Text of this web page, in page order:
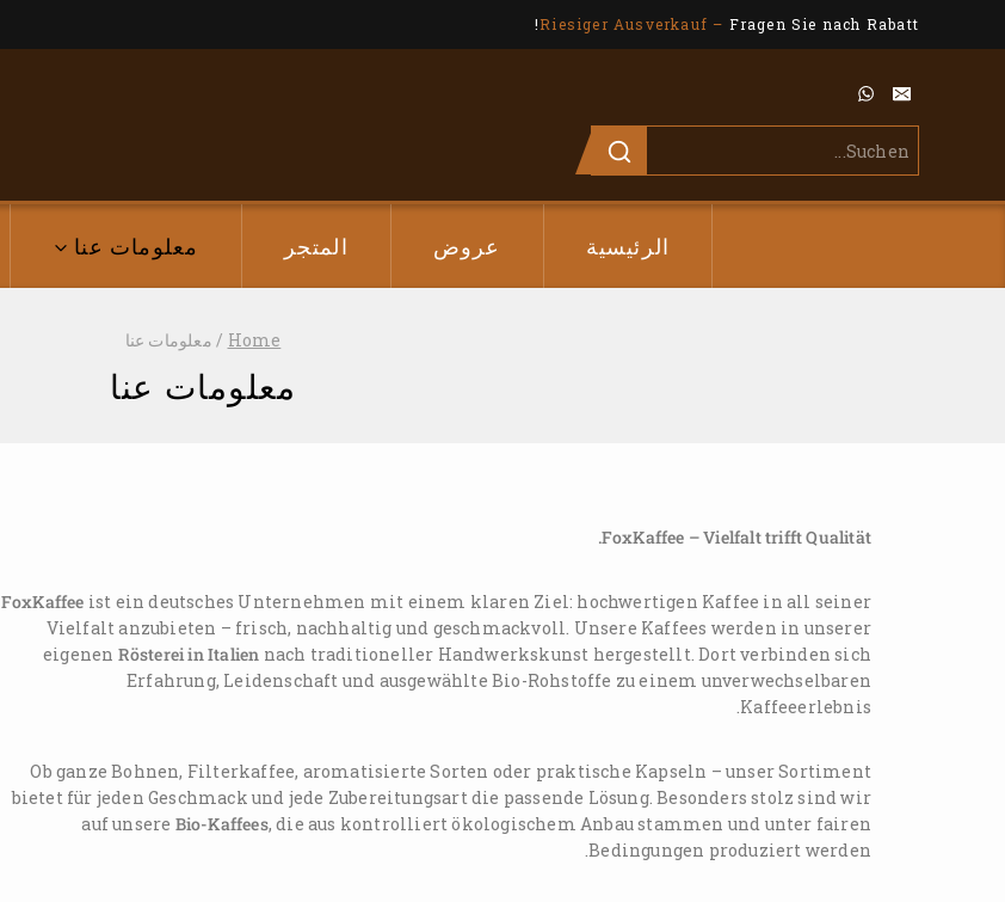
Riesiger Ausverkauf – Fragen Sie nach Rabatt!
الرئيسية عروض المتجر معلومات عنا
Home
/ معلومات عنا
معلومات عنا
FoxKaffee – Vielfalt trifft Qualität.
FoxKaffee ist ein deutsches Unternehmen mit einem klaren Ziel: hochwertigen Kaffee in all seiner
Vielfalt anzubieten – frisch, nachhaltig und geschmackvoll. Unsere Kaffees werden in unserer
eigenen Rösterei in Italien nach traditioneller Handwerkskunst hergestellt. Dort verbinden sich
Erfahrung, Leidenschaft und ausgewählte Bio-Rohstoffe zu einem unverwechselbaren
Kaffeeerlebnis.
Ob ganze Bohnen, Filterkaffee, aromatisierte Sorten oder praktische Kapseln – unser Sortiment
bietet für jeden Geschmack und jede Zubereitungsart die passende Lösung. Besonders stolz sind wir
auf unsere Bio-Kaffees, die aus kontrolliert ökologischem Anbau stammen und unter fairen
Bedingungen produziert werden.